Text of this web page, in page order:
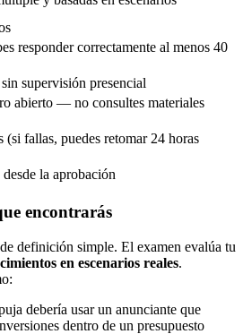
responder correctamente al menos 40
supervisión presencial
abierto — no consultes materiales
(si fallas, puedes retomar 24 horas
desde la aprobación
encontrarás
definición simple. El examen evalúa tu
en escenarios reales.
debería usar un anunciante que
dentro de un presupuesto